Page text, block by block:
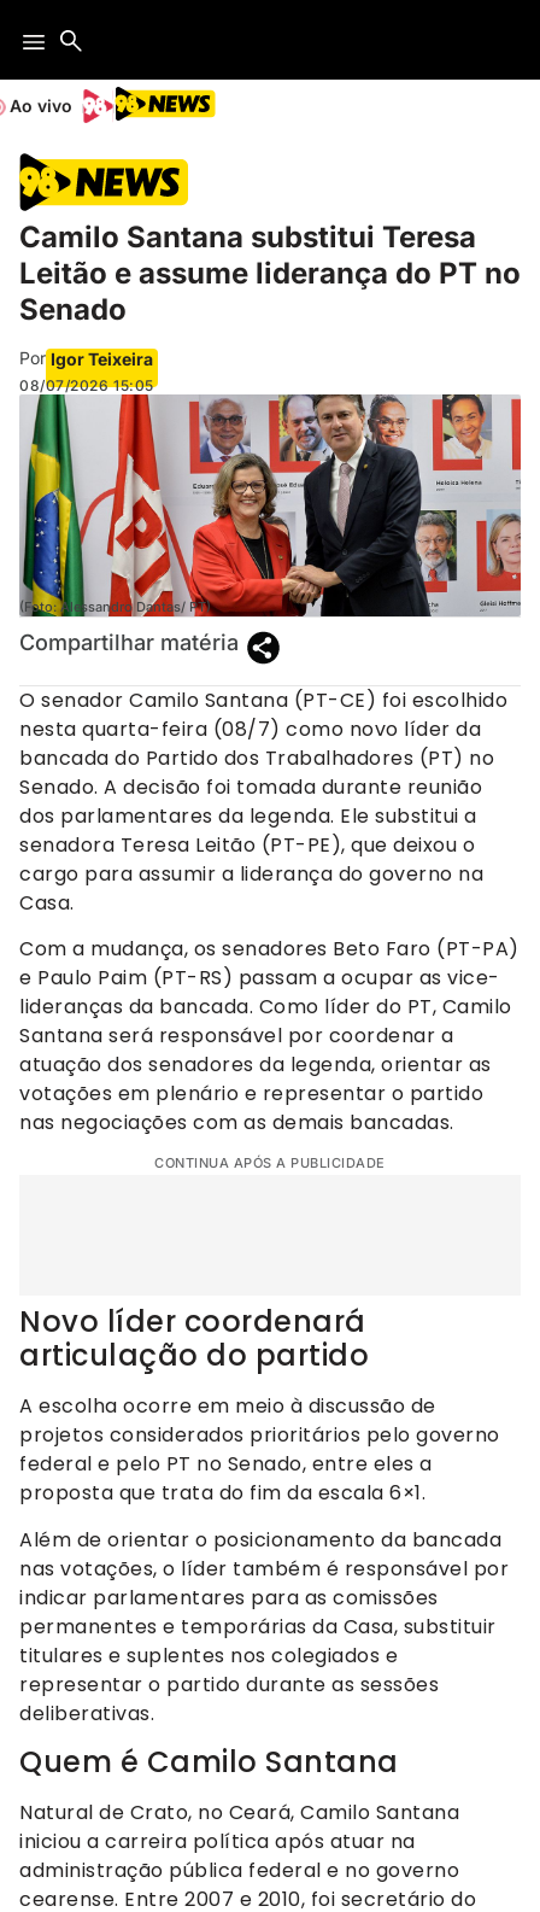
Ao vivo
Camilo Santana substitui Teresa
Leitão e assume liderança do PT no
Senado
Por Igor Teixeira
08/07/2026 15:05
(Foto: Alessandro Dantas/ PT)
Compartilhar matéria
O senador Camilo Santana (PT-CE) foi escolhido
nesta quarta-feira (08/7) como novo líder da
bancada do Partido dos Trabalhadores (PT) no
Senado. A decisão foi tomada durante reunião
dos parlamentares da legenda. Ele substitui a
senadora Teresa Leitão (PT-PE), que deixou o
cargo para assumir a liderança do governo na
Casa.
Com a mudança, os senadores Beto Faro (PT-PA)
e Paulo Paim (PT-RS) passam a ocupar as vice-
lideranças da bancada. Como líder do PT, Camilo
Santana será responsável por coordenar a
atuação dos senadores da legenda, orientar as
votações em plenário e representar o partido
nas negociações com as demais bancadas.
CONTINUA APÓS A PUBLICIDADE
Novo líder coordenará
articulação do partido
A escolha ocorre em meio à discussão de
projetos considerados prioritários pelo governo
federal e pelo PT no Senado, entre eles a
proposta que trata do fim da escala 6×1.
Além de orientar o posicionamento da bancada
nas votações, o líder também é responsável por
indicar parlamentares para as comissões
permanentes e temporárias da Casa, substituir
titulares e suplentes nos colegiados e
representar o partido durante as sessões
deliberativas.
Quem é Camilo Santana
Natural de Crato, no Ceará, Camilo Santana
iniciou a carreira política após atuar na
administração pública federal e no governo
cearense. Entre 2007 e 2010, foi secretário do